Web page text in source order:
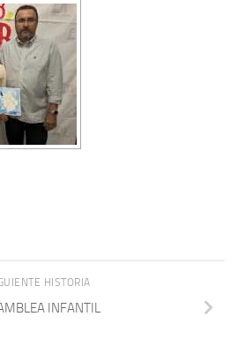
HISTORIA
INFANTIL